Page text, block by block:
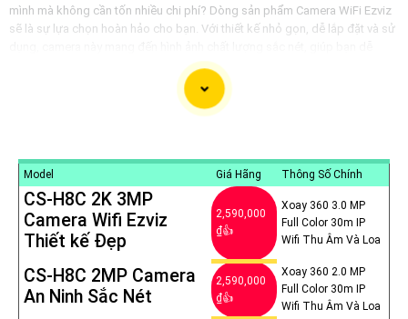
mình mà không cần tốn nhiều chi phí? Dòng sản phẩm Camera WiFi Ezviz
sẽ là sự lựa chọn hoàn hảo cho bạn. Với thiết kế nhỏ gọn, dễ lắp đặt và sử
dàng quan sát mọi góc cạnh từ xa thông qua ứng dụng điện thoại.
Với giá cả phải chăng và chính hãng, bạn có thể yên tâm về chất lượng sản
phẩm. Hãy lựa chọn Camera WiFi Ezviz để bảo vệ cho ngôi nhà thân yêu
của bạn ngay hôm nay! Đừng để bất kỳ sự cố xảy ra mà không kịp khám
Model Giá Hãng Thông Số Chính
CS-H8C 2K 3MP
Camera Wifi Ezviz
Thiết kế Đẹp
2,590,000
₫👍
Xoay 360 3.0 MP
Full Color 30m IP
Wifi Thu Âm Và Loa
CS-H8C 2MP Camera
An Ninh Sắc Nét
2,590,000
₫👍
Xoay 360 2.0 MP
Full Color 30m IP
Wifi Thu Âm Và Loa